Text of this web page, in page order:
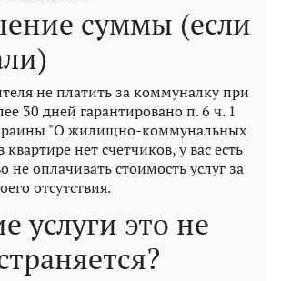
суммы (если
не платить за коммуналку при
30 дней гарантировано п. 6 ч. 1
"О жилищно-коммунальных
квартире нет счетчиков, у вас есть
не оплачивать стоимость услуг за
отсутствия.
услуги это не